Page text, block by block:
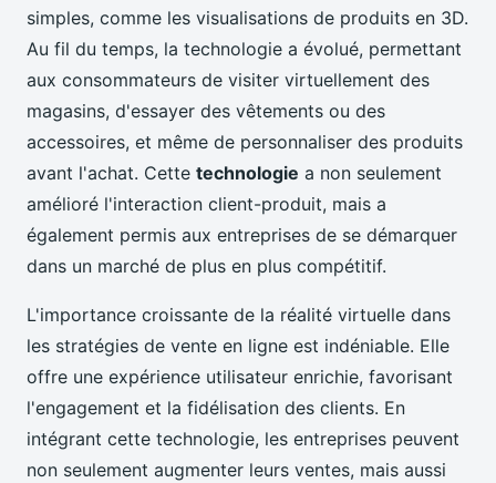
simples, comme les visualisations de produits en 3D.
Au fil du temps, la technologie a évolué, permettant
aux consommateurs de visiter virtuellement des
magasins, d'essayer des vêtements ou des
accessoires, et même de personnaliser des produits
avant l'achat. Cette technologie a non seulement
amélioré l'interaction client-produit, mais a
également permis aux entreprises de se démarquer
dans un marché de plus en plus compétitif.
L'importance croissante de la réalité virtuelle dans
les stratégies de vente en ligne est indéniable. Elle
offre une expérience utilisateur enrichie, favorisant
l'engagement et la fidélisation des clients. En
intégrant cette technologie, les entreprises peuvent
non seulement augmenter leurs ventes, mais aussi